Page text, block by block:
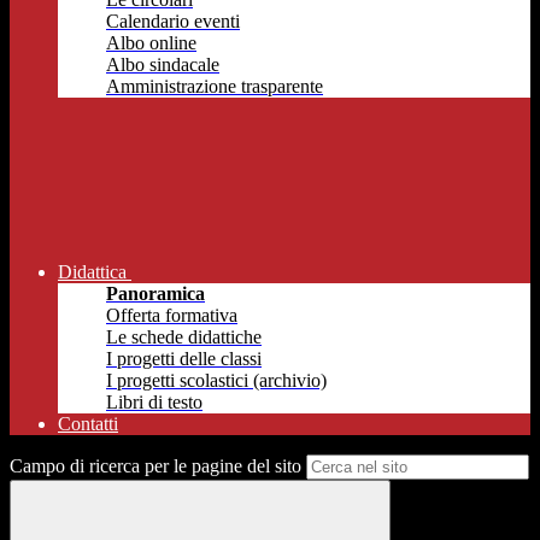
Calendario eventi
Albo online
Albo sindacale
Amministrazione trasparente
Didattica
Panoramica
Offerta formativa
Le schede didattiche
I progetti delle classi
I progetti scolastici (archivio)
Libri di testo
Contatti
Campo di ricerca per le pagine del sito